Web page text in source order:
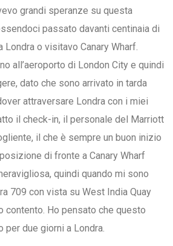
grandi speranze su questa
passato davanti centinaia di
o visitavo Canary Wharf.
all’aeroporto di London City e quindi
dato che sono arrivato in tarda
attraversare Londra con i miei
il check-in, il personale del Marriott
il che è sempre un buon inizio
di fronte a Canary Wharf
quindi quando mi sono
709 con vista su West India Quay
contento. Ho pensato che questo
due giorni a Londra.